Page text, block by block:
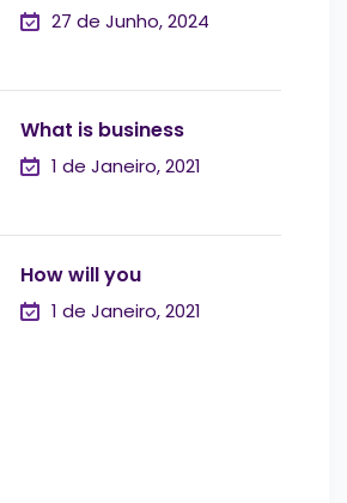
27 de Junho, 2024
What is business
1 de Janeiro, 2021
How will you
1 de Janeiro, 2021